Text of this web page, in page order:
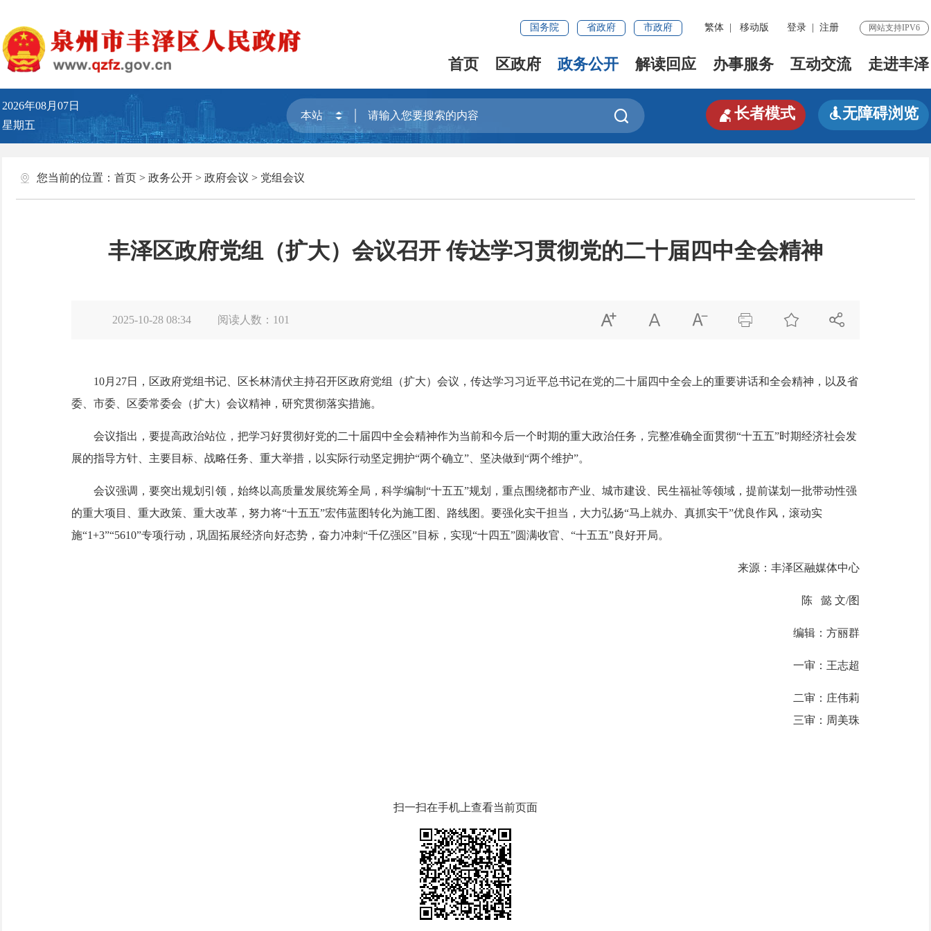
国务院 省政府 市政府 繁体 移动版 登录 注册 网站支持IPV6
首页 区政府 政务公开 解读回应 办事服务 互动交流 走进丰泽
2026年08月07日
星期五
 长者模式 无障碍浏览
您当前的位置： 首页> 政务公开> 政府会议 > 党组会议
丰泽区政府党组（扩大）会议召开 传达学习贯彻党的二十届四中全会精神
2025-10-28 08:34 阅读人数： 101      
10月27日，区政府党组书记、区长林清伏主持召开区政府党组（扩大）会议，传达学习习近平总书记在党的二十届四中全会上的重要讲话和全会精神，以及省
委、市委、区委常委会（扩大）会议精神，研究贯彻落实措施。
会议指出，要提高政治站位，把学习好贯彻好党的二十届四中全会精神作为当前和今后一个时期的重大政治任务，完整准确全面贯彻“十五五”时期经济社会发
展的指导方针、主要目标、战略任务、重大举措，以实际行动坚定拥护“两个确立”、坚决做到“两个维护”。
会议强调，要突出规划引领，始终以高质量发展统筹全局，科学编制“十五五”规划，重点围绕都市产业、城市建设、民生福祉等领域，提前谋划一批带动性强
的重大项目、重大政策、重大改革，努力将“十五五”宏伟蓝图转化为施工图、路线图。要强化实干担当，大力弘扬“马上就办、真抓实干”优良作风，滚动实
施“1+3”“5610”专项行动，巩固拓展经济向好态势，奋力冲刺“千亿强区”目标，实现“十四五”圆满收官、“十五五”良好开局。
来源：丰泽区融媒体中心
陈 懿 文/图
编辑：方丽群
一审：王志超
二审：庄伟莉
三审：周美珠
扫一扫在手机上查看当前页面